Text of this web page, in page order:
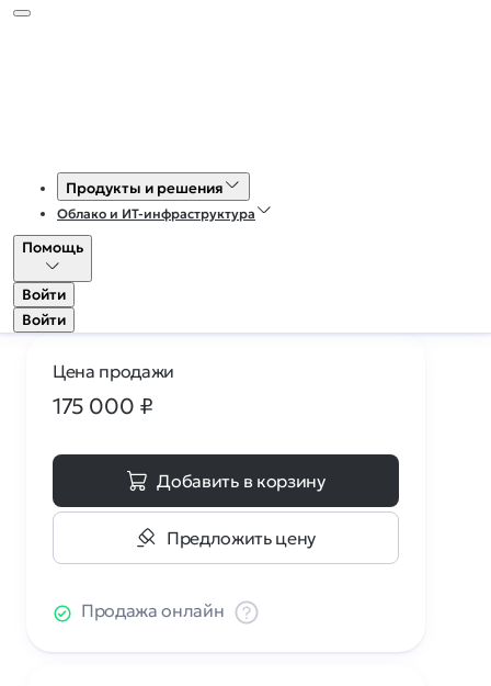
Продукты и решения
Облако и ИТ-инфраструктура
Помощь
Войти
Войти
Магазин доменов
Цена продажи
175 000 ₽
Добавить в корзину
Предложить цену
Продажа онлайн